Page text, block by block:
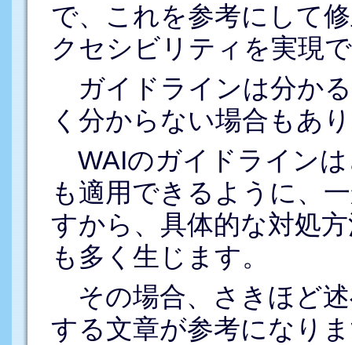
で、これを参考にして
クセシビリティを実現
ガイドラインは分か
く分からない場合もあ
WAIのガイドライン
も適用できるように、
すから、具体的な対処
も多く生じます。
その場合、さきほど
する文章が参考になり